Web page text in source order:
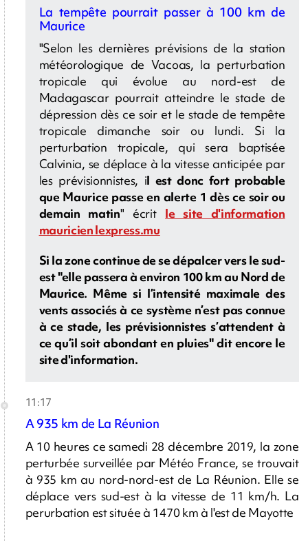
La tempête pourrait passer à 100 km de
Maurice
"Selon les dernières prévisions de la station
météorologique de Vacoas, la perturbation
tropicale qui évolue au nord-est de
Madagascar pourrait atteindre le stade de
dépression dès ce soir et le stade de tempête
tropicale dimanche soir ou lundi. Si la
perturbation tropicale, qui sera baptisée
Calvinia, se déplace à la vitesse anticipée par
les prévisionnistes, il est donc fort probable
que Maurice passe en alerte 1 dès ce soir ou
demain matin" écrit le site d'information
mauricien lexpress.mu
Si la zone continue de se dépalcer vers le sud-
est "elle passera à environ 100 km au Nord de
Maurice. Même si l’intensité maximale des
vents associés à ce système n’est pas connue
à ce stade, les prévisionnistes s’attendent à
ce qu’il soit abondant en pluies" dit encore le
site d'information.
11:17
A 935 km de La Réunion
A 10 heures ce samedi 28 décembre 2019, la zone
perturbée surveillée par Météo France, se trouvait
à 935 km au nord-nord-est de La Réunion. Elle se
déplace vers sud-est à la vitesse de 11 km/h. La
perurbation est située à 1470 km à l'est de Mayotte